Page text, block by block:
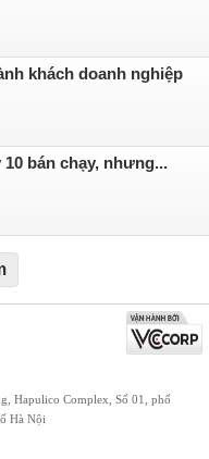
khách doanh nghiệp
bán chạy, nhưng...
Hapulico Complex, Số 01, phố
Hà Nội